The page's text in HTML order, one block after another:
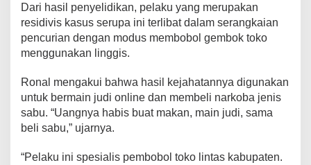
K
a
b
u
p
e
n
Dari hasil penyelidikan, pelaku yang merupakan
residivis kasus serupa ini terlibat dalam serangkaian
pencurian dengan modus membobol gembok toko
menggunakan linggis.
Ronal mengakui bahwa hasil kejahatannya digunakan
untuk bermain judi online dan membeli narkoba jenis
sabu. “Uangnya habis buat makan, main judi, sama
beli sabu,” ujarnya.
“Pelaku ini spesialis pembobol toko lintas kabupaten.